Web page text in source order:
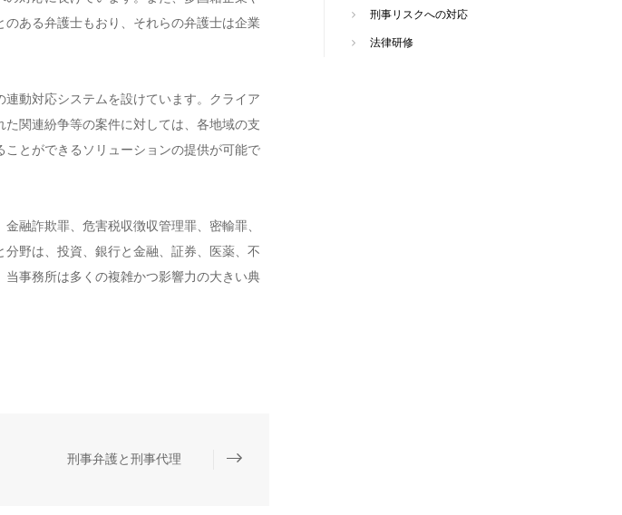
ある弁護士もおり、それらの弁護士は企業
動対応システムを設けています。クライア
関連紛争等の案件に対しては、各地域の支
とができるソリューションの提供が可能で
融詐欺罪、危害税収徴収管理罪、密輸罪、
野は、投資、銀行と金融、証券、医薬、不
事務所は多くの複雑かつ影響力の大きい典
刑事弁護と刑事代理
刑事リスクへの対応
法律研修